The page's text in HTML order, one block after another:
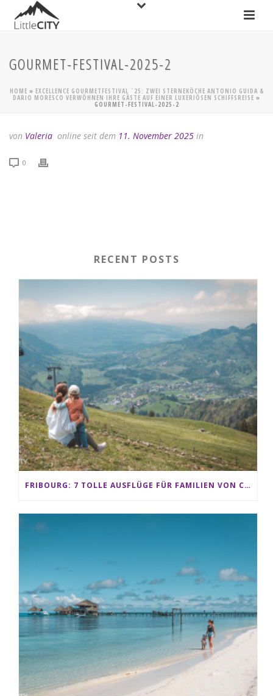
GOURMET-FESTIVAL-2025-2
HOME » EXCELLENCE GOURMETFESTIVAL ´25: ZWEI STERNEKÖCHE ANTONIO GUIDA &
DARIO MORESCO VERWÖHNEN IHRE GÄSTE AUF EINER LUXERIÖSEN SCHIFFSREISE »
GOURMET-FESTIVAL-2025-2
von Valeria online seit dem 11. November 2025 in
0
RECENT POSTS
FRIBOURG: 7 TOLLE AUSFLÜGE FÜR FAMILIEN VON CHARMEY BIS LES PACCOTS